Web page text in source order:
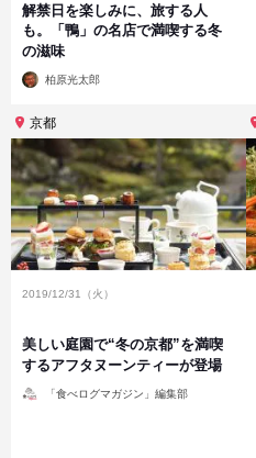
解禁日を楽しみに、旅する人
も。「鴨」の名店で満喫する冬
の滋味
投
稿
柏原光太郎
京都
2019/12/31（火）
美しい庭園で“冬の京都”を満喫
するアフタヌーンティーが登場
「食べログマガジン」編集部